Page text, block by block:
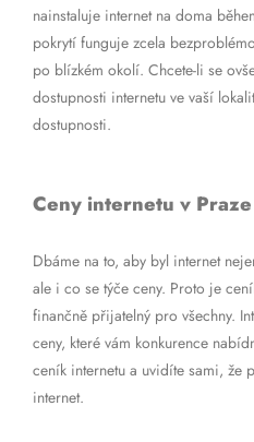
nainstaluje internet na doma
pokrytí funguje zcela
po blízkém okolí. Chcete-li se
dostupnosti internetu ve vaší
dostupnosti.
Ceny internetu v Praze
Dbáme na to, aby byl internet
ale i co se týče ceny. Proto je
finančně přijatelný pro všechny.
ceny, které vám konkurence
ceník internetu a uvidíte sami, že
internet.